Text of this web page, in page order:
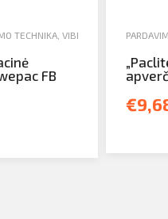
TECHNIKA VIBROBLIETTES
FB